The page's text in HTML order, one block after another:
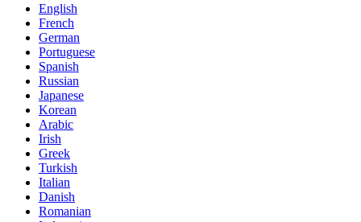
English
French
German
Portuguese
Spanish
Russian
Japanese
Korean
Arabic
Irish
Greek
Turkish
Italian
Danish
Romanian